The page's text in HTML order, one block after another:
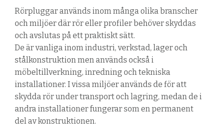
Rörpluggar används inom många olika branscher
och miljöer där rör eller profiler behöver skyddas
och avslutas på ett praktiskt sätt.
De är vanliga inom industri, verkstad, lager och
stålkonstruktion men används också i
möbeltillverkning, inredning och tekniska
installationer. I vissa miljöer används de för att
skydda rör under transport och lagring, medan de i
andra installationer fungerar som en permanent
del av konstruktionen.